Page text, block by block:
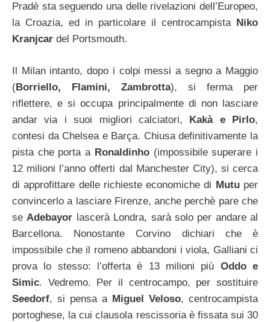
Pradè sta seguendo una delle rivelazioni dell’Europeo,
la Croazia, ed in particolare il centrocampistaNiko
Kranjcar del Portsmouth.
Il Milan intanto, dopo i colpi messi a segno a Maggio
(Borriello, Flamini, Zambrotta), si ferma per
riflettere, e si occupa principalmente di non lasciare
andar via i suoi migliori calciatori, Kakà e Pirlo,
contesi da Chelsea e Barça. Chiusa definitivamente la
pista che porta a Ronaldinho (impossibile superare i
12 milioni l’anno offerti dal Manchester City), si cerca
di approfittare delle richieste economiche di Mutu per
convincerlo a lasciare Firenze, anche perchè pare che
se Adebayor lascerà Londra, sarà solo per andare al
Barcellona. Nonostante Corvino dichiari che è
impossibile che il romeno abbandoni i viola, Galliani ci
prova lo stesso: l’offerta è 13 milioni più Oddo e
Simic. Vedremo. Per il centrocampo, per sostituire
Seedorf, si pensa a Miguel Veloso, centrocampista
portoghese, la cui clausola rescissoria è fissata sui 30